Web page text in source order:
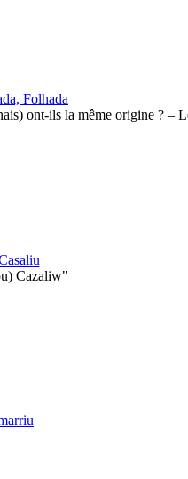
Folhada
ont-ils la même origine ? –
Cazaliw"